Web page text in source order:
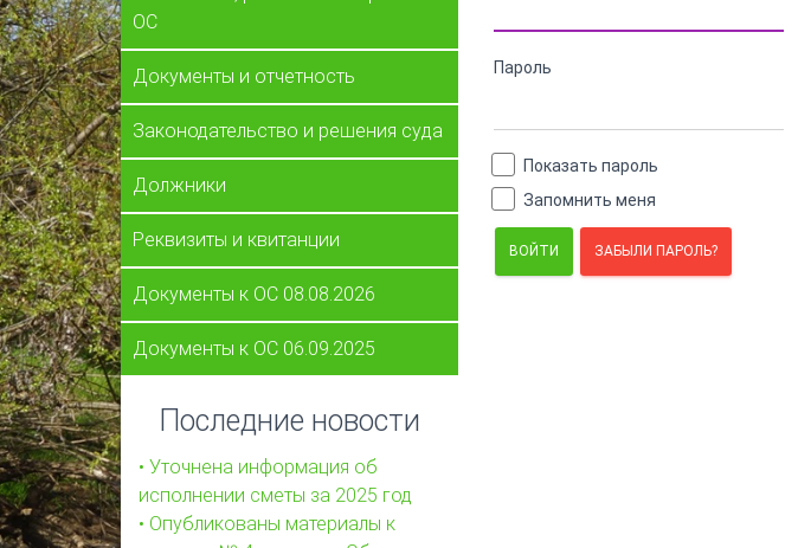
ОС
Документы и отчетность
Законодательство и решения суда
Должники
Реквизиты и квитанции
Документы к ОС 08.08.2026
Документы к ОС 06.09.2025
Последние новости
• Уточнена информация об
исполнении сметы за 2025 год
• Опубликованы материалы к
Пароль
Показать пароль
Запомнить меня
ЗАБЫЛИ ПАРОЛЬ?